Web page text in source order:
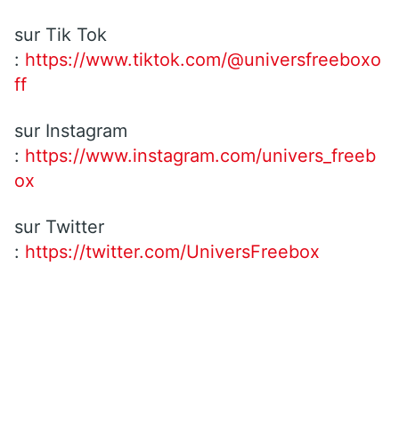
sur Tik Tok
: https://www.tiktok.com/@universfreeboxo
ff
sur Instagram
: https://www.instagram.com/univers_freeb
ox
sur Twitter
: https://twitter.com/UniversFreebox